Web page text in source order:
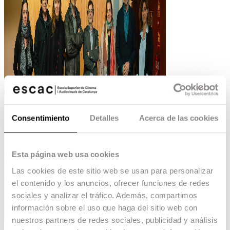
Consentimiento Detalles Acerca de las cookies
Esta página web usa cookies
Las cookies de este sitio web se usan para personalizar
el contenido y los anuncios, ofrecer funciones de redes
sociales y analizar el tráfico. Además, compartimos
información sobre el uso que haga del sitio web con
nuestros partners de redes sociales, publicidad y análisis